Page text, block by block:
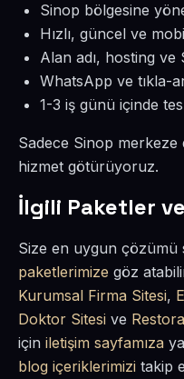
Sinop bölgesine
Hızlı, güncel ve
Alan adı, hosting ve
WhatsApp ve tıkla-
1-3 iş günü içinde
Sadece Sinop
hizmet götürüyoruz.
İlgili Paketler
Size en uygun çözümü
paketlerimize göz
Kurumsal Firma Sitesi,
Doktor Sitesi ve
için iletişim sayfamıza
blog içeriklerimizi takip